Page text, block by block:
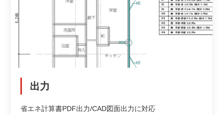
出力
省エネ計算書PDF出力/CAD図面出力に対応